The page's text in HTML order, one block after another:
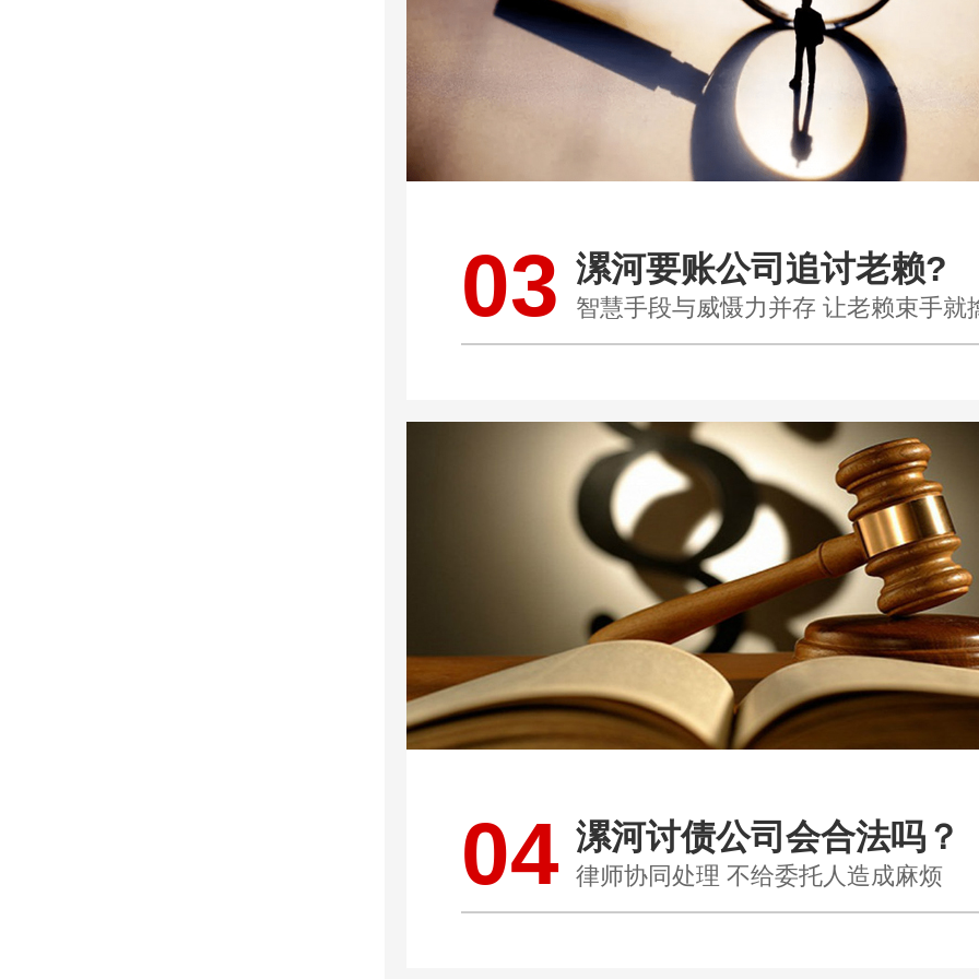
03 漯河要账公司追讨老赖?
智慧手段与威慑力并存 让老赖束手就
04 漯河讨债公司会合法吗？
律师协同处理 不给委托人造成麻烦